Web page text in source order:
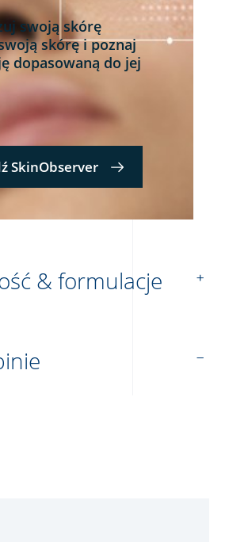
swoją skórę
skórę i poznaj
dopasowaną do jej
SkinObserver
& formulacje